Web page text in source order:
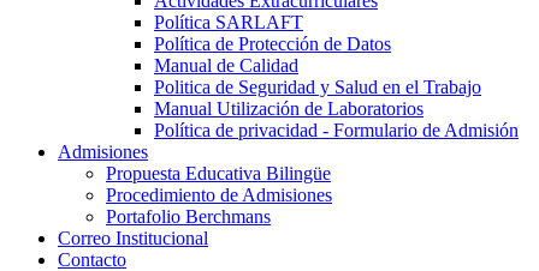
Política SARLAFT
Política de Protección de Datos
Manual de Calidad
Politica de Seguridad y Salud en el Trabajo
Manual Utilización de Laboratorios
Política de privacidad - Formulario de Admisión
Admisiones
Propuesta Educativa Bilingüe
Procedimiento de Admisiones
Portafolio Berchmans
Correo Institucional
Contacto